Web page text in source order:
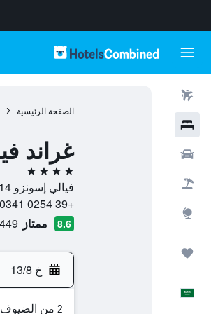
الصفحة الرئيسية
غراند
4 نجوم
فيالي إسونزو 14, 20135, ميلان, مقاطعة ميلانو, إيطاليا
+39 0254 0341
8.6 ممتاز 5,449 من
خ 13/8
2 من الضيوف، غرفة واحدة